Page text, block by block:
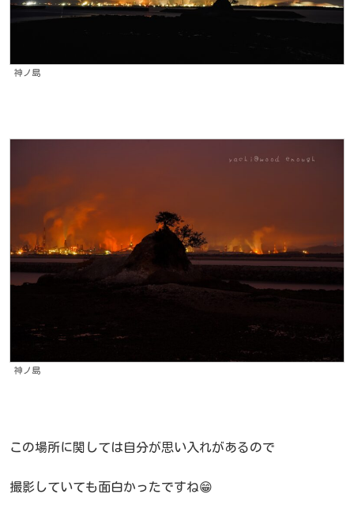
神ノ島
神ノ島
この場所に関しては自分が思い入れがあるので
撮影していても面白かったですね😁